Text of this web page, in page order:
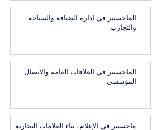
الماجستير في إدارة الضيافة والسياحة
والتجارب
الماجستير في العلاقات العامة والاتصال
المؤسسي
ماجستير في الإعلام، بناء العلامات التجارية